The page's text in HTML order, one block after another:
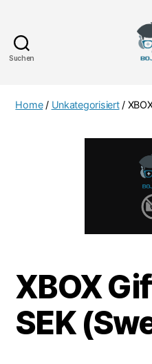
Suchen
Home/ Unkategorisiert/
XBOX
SEK